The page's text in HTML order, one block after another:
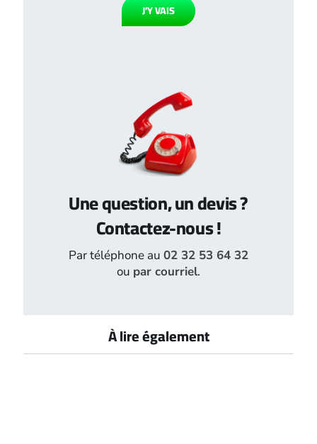
J’Y VAIS
Une question, un devis ?
Contactez-nous !
Par téléphone au 02 32 53 64 32
ou par courriel.
À lire également